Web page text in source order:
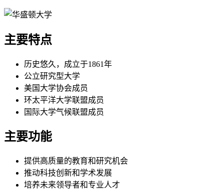
主要特点
历史悠久，成立于1861年
公立研究型大学
美国大学协会成员
环太平洋大学联盟成员
国际大学气候联盟成员
主要功能
提供高质量的教育和研究机会
推动科技创新和学术发展
培养未来领导者和专业人才